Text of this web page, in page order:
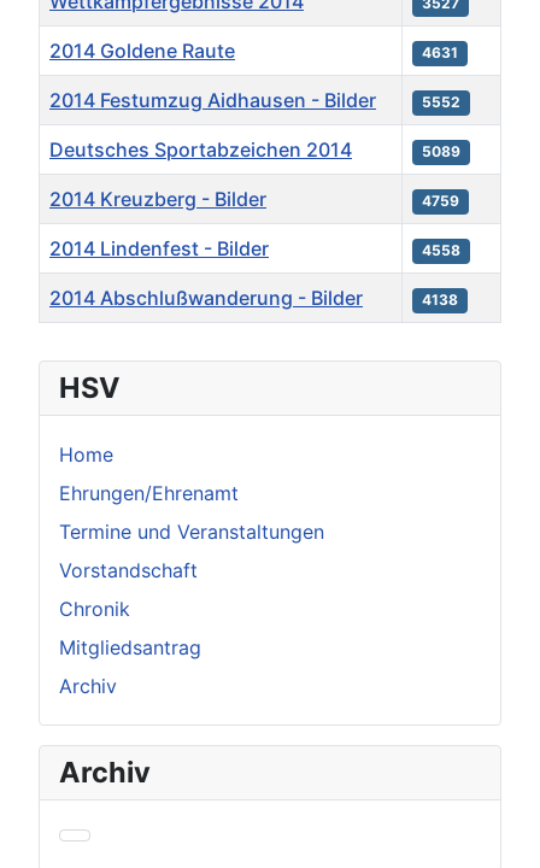
2014 Goldene Raute 4631
2014 Festumzug Aidhausen - Bilder 5552
Deutsches Sportabzeichen 2014 5089
2014 Kreuzberg - Bilder 4759
2014 Lindenfest - Bilder 4558
2014 Abschlußwanderung - Bilder 4138
HSV
Home
Ehrungen/Ehrenamt
Termine und Veranstaltungen
Vorstandschaft
Chronik
Mitgliedsantrag
Archiv
Archiv